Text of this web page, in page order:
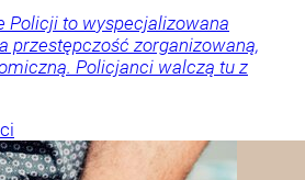
Policji to wyspecjalizowana
przestępczość zorganizowaną,
Policjanci walczą tu z